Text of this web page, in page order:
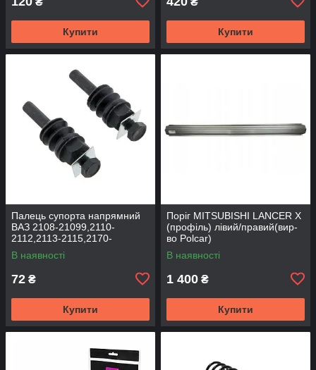
Купити Купити
Палець супорта напрямний
ВАЗ 2108-21099,2110-
2112,2113-2115,2170-
2172,2190, 1117-1119 (к-т
2шт) (вир-во BEG-LINE)
В наявності
72 ₴
Купити
Поріг MITSUBISHI LANCER Х
(профіль) лівий/правий(вир-
во Polcar)
В наявності
1 400 ₴
Купити